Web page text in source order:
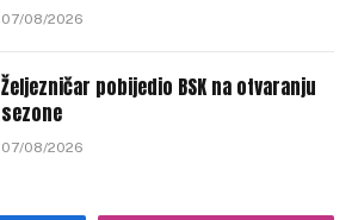
07/08/2026
Željezničar pobijedio BSK na otvaranju
sezone
07/08/2026